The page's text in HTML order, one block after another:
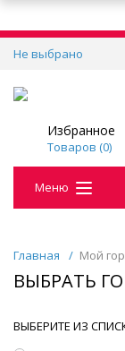
Не выбрано
Избранное
Товаров (0)
Меню
Главная / Мой
ВЫБРАТЬ
ВЫБЕРИТЕ ИЗ